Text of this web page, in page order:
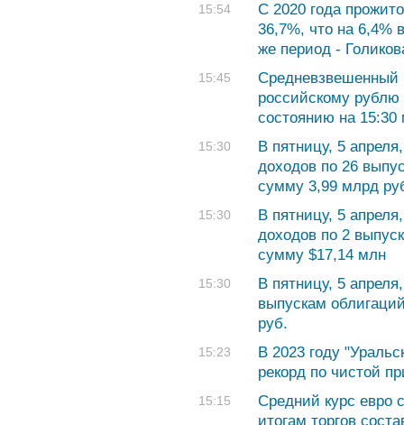
15:54
С 2020 года
36,7%, что на 6,4%
же период -
15:45
российскому рублю
состоянию на 15:30
15:30
В пятницу, 5
доходов по 26
сумму 3,99 млрд
15:30
В пятницу, 5
доходов по 2
сумму $17,14 млн
15:30
В пятницу, 5
выпускам
руб.
15:23
В 2023 году
рекорд по чистой
15:15
Средний курс евро
итогам торгов